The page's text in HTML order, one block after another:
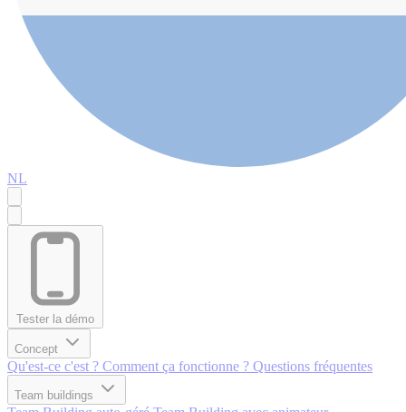
NL
Tester la démo
Concept
Qu'est-ce c'est ? Comment ça fonctionne ? Questions fréquentes
Team buildings